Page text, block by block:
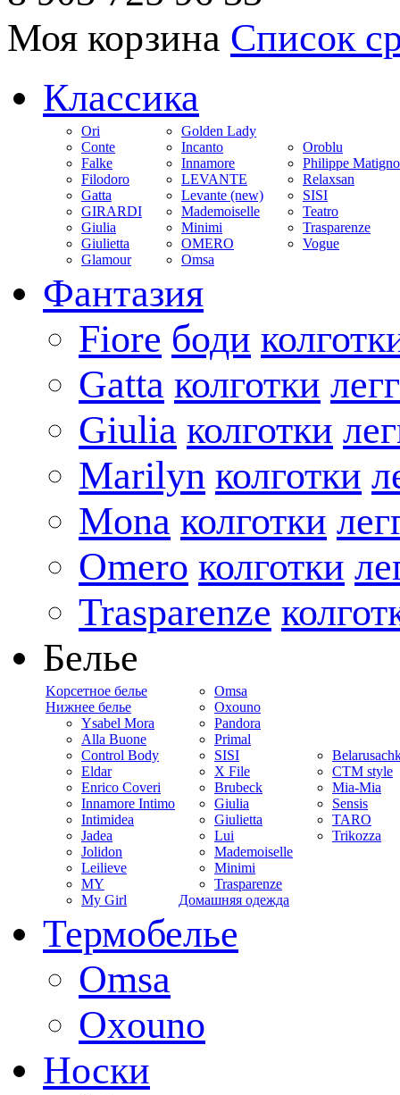
Моя корзина Список
Классика
Ori
Conte
Falke
Filodoro
Gatta
GIRARDI
Giulia
Giulietta
Glamour
Golden Lady
Incanto
Innamore
LEVANTE
Levante (new)
Mademoiselle
Minimi
OMERO
Omsa
Oroblu
Philippe
Relaxsan
SISI
Teatro
Trasparenze
Vogue
Фантазия
Fiore боди
Gatta колготки
Giulia колготки
Marilyn колготки
Mona колготки
Omero колготки
Trasparenze
Белье
Kорсетное белье
Нижнее белье
Ysabel Mora
Alla Buone
Control Body
Eldar
Enrico Coveri
Innamore Intimo
Intimidea
Jadea
Jolidon
Leilieve
MY
My Girl
Omsa
Oxouno
Pandora
Primal
SISI
X File
Brubeck
Giulia
Giulietta
Lui
Mademoiselle
Minimi
Trasparenze
Домашняя одежда
CTM style
Mia-Mia
Sensis
TARO
Trikozza
Термобелье
Omsa
Oxouno
Носки